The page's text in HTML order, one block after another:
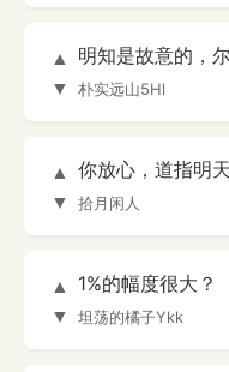
▲
▼
明知是故意的，
朴实远山5Hl
▲
▼
你放心，道指明
拾月闲人
▲
▼
1%的幅度很大？
坦荡的橘子Ykk